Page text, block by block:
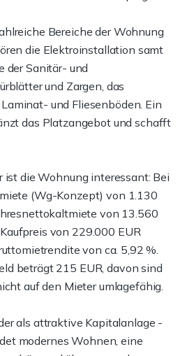
Bereiche der Wohnung
die Elektroinstallation samt
der Sanitär- und
und Zargen, das
und Fliesenböden. Ein
das Platzangebot und schafft
ist die Wohnung interessant: Bei
(Wg-Konzept) von 1.130
von 13.560
von 229.000 EUR
von ca. 5,92 %.
beträgt 215 EUR, davon sind
auf den Mieter umlagefähig.
als attraktive Kapitalanlage -
modernes Wohnen, eine